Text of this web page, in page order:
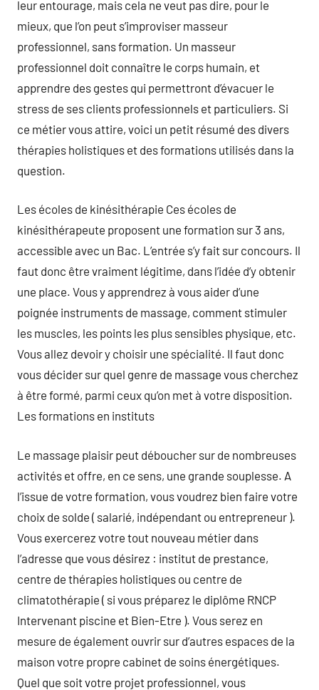
leur entourage, mais cela ne veut pas dire, pour le
mieux, que l’on peut s’improviser masseur
professionnel, sans formation. Un masseur
professionnel doit connaître le corps humain, et
apprendre des gestes qui permettront d’évacuer le
stress de ses clients professionnels et particuliers. Si
ce métier vous attire, voici un petit résumé des divers
thérapies holistiques et des formations utilisés dans la
question.
Les écoles de kinésithérapie Ces écoles de
kinésithérapeute proposent une formation sur 3 ans,
accessible avec un Bac. L’entrée s’y fait sur concours. Il
faut donc être vraiment légitime, dans l’idée d’y obtenir
une place. Vous y apprendrez à vous aider d’une
poignée instruments de massage, comment stimuler
les muscles, les points les plus sensibles physique, etc.
Vous allez devoir y choisir une spécialité. Il faut donc
vous décider sur quel genre de massage vous cherchez
à être formé, parmi ceux qu’on met à votre disposition.
Les formations en instituts
Le massage plaisir peut déboucher sur de nombreuses
activités et offre, en ce sens, une grande souplesse. A
l’issue de votre formation, vous voudrez bien faire votre
choix de solde ( salarié, indépendant ou entrepreneur ).
Vous exercerez votre tout nouveau métier dans
l’adresse que vous désirez : institut de prestance,
centre de thérapies holistiques ou centre de
climatothérapie ( si vous préparez le diplôme RNCP
Intervenant piscine et Bien-Etre ). Vous serez en
mesure de également ouvrir sur d’autres espaces de la
maison votre propre cabinet de soins énergétiques.
Quel que soit votre projet professionnel, vous